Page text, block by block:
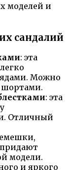
моделей и
сандалий
: эта
Можно
шортами.
: эта
Отличный
модели.
и яркого